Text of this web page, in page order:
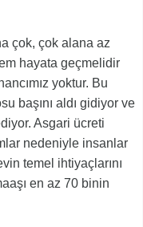
çok, çok alana az
hayata geçmelidir
yoktur. Bu
başını aldı gidiyor ve
Asgari ücreti
nedeniyle insanlar
temel ihtiyaçlarını
en az 70 binin